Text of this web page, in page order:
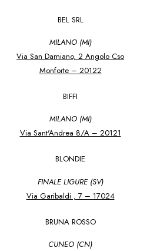
BEL SRL
MILANO (MI)
Via San Damiano, 2 Angolo Cso
Monforte – 20122
BIFFI
MILANO (MI)
Via Sant'Andrea 8/A – 20121
BLONDIE
FINALE LIGURE (SV)
Via Garibaldi , 7 – 17024
BRUNA ROSSO
CUNEO (CN)